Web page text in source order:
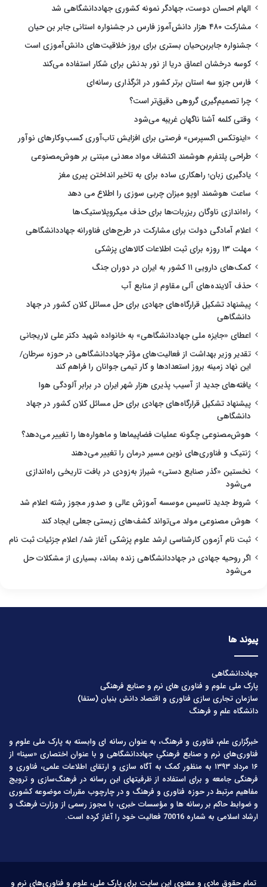
الهام احسان دوست، جهادگر نمونه کشوری جهاددانشگاهی شد
مشارکت ۴۸۰ هزار دانش‌آموز فارس در جشنواره استانی جابر بن حیان
جشنواره جابربن‌حیان بستری برای بروز خلاقیت‌های دانش‌آموزی است
کوسه درخشان اعماق دریا از نور بدنش برای شکار استفاده می‌کند
فارس جزو سه استان برتر کشور در اثرگذاری رسانه‌ای
چرا تصمیم‌گیری گروهی دقیق‌تر است؟
وقتی کلمه آشنا ناگهان غریبه می‌شود
«اینوتکس اکسپرس» فرصتی برای افزایش تاب‌آوری کسب‌وکارهای نوآور
طراحی پلتفرم هوشمند اکتشاف مواد معدنی مبتنی بر هوش‌مصنوعی
یادگیری زبان؛ راهکاری ساده برای به تاخیر انداختن پیری مغز
ساعت هوشمند اوپو میزان چربی سوزی را اطلاع می دهد
راه‌اندازی ناوگان ریزربات‌ها برای حذف میکروپلاستیک‌ها
اعلام آمادگی دولت برای مشارکت در طرح‌های فناورانه جهاددانشگاهی
مهلت ۱۳ روزه برای ثبت اطلاعات کالاهای پزشکی
کمک‌های دارویی ۱۱ کشور به ایران در دوران جنگ
حذف آلاینده‌های آلی مقاوم از منابع آب
پیشنهاد تشکیل قرارگاه‌های جهادی برای حل مسائل کلان کشور در جهاد
دانشگاهی
اعطای «جایزه ملی جهاددانشگاهی» به خانواده شهید دکتر علی لاریجانی
تقدیر وزیر بهداشت از فعالیت‌های مؤثر جهاددانشگاهی در حوزه سرطان/
این نهاد زمینه بروز استعدادها و کار تیمی جوانان را فراهم کند
یافته‌های جدید از آسیب پذیری هزار شهر ایران در برابر آلودگی هوا
پیشنهاد تشکیل قرارگاه‌های جهادی برای حل مسائل کلان کشور در جهاد
دانشگاهی
هوش‌مصنوعی چگونه عملیات فضاپیماها و ماهواره‌ها را تغییر می‌دهد؟
ژنتیک و فناوری‌های نوین مسیر درمان را تغییر می‌دهند
نخستین «گذر صنایع دستی» شیراز به‌زودی در بافت تاریخی راه‌اندازی
می‌شود
شروط جدید تاسیس موسسه آموزش عالی و صدور مجوز رشته اعلام شد
هوش مصنوعی مولد می‌تواند کشف‌های زیستی جعلی ایجاد کند
ثبت نام آزمون کارشناسی ارشد علوم پزشکی آغاز شد/ اعلام جزئیات ثبت نام
اگر روحیه جهادی در جهاددانشگاهی زنده بماند، بسیاری از مشکلات حل
می‌شود
پیوند ها
جهاددانشگاهی
پارک ملی علوم و فناوری های نرم و صنایع فرهنگی
سازمان تجاری سازی فناوری و اقتصاد دانش بنیان (ستفا)
دانشگاه علم و فرهنگ
خبرگزاری علم، فناوری و فرهنگ، به عنوان رسانه ای وابسته به پارک ملی علوم و
فناوری‌های نرم و صنایع فرهنگیِ جهاددانشگاهی و با عنوان اختصاری «سینا» از
۱۶ مرداد ۱۳۹۳ به منظور کمک به آگاه سازی و ارتقای اطلاعات علمی، فناوری و
فرهنگی جامعه و برای استفاده از ظرفیتهای این رسانه در فرهنگ‌سازی و ترویج
مفاهیم مرتبط در حوزه فناوری و فرهنگ و در چارچوب مقررات موضوعه کشوری
و ضوابط حاکم بر رسانه ها و مؤسسات خبری، با مجوز رسمی از وزارت فرهنگ و
ارشاد اسلامی به شماره 70016 فعالیت خود را آغاز کرده است.
تمام حقوق مادی و معنوی این سایت برای پارک ملی، علوم و فناوری‌های نرم و